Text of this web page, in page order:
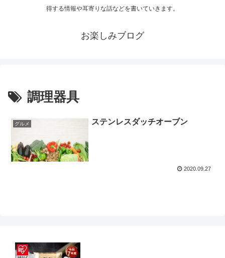
得する情報や耳寄りな話などを書いていきます。
お楽しみブログ
調理器具
グルメ ステンレスダッチオーブン
2020.09.27